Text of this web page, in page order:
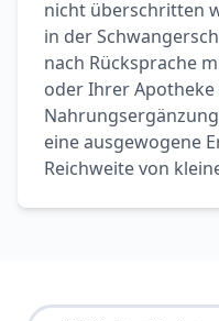
nicht überschritten
in der
nach Rücksprache
oder Ihrer
eine ausgewogene
Reichweite von